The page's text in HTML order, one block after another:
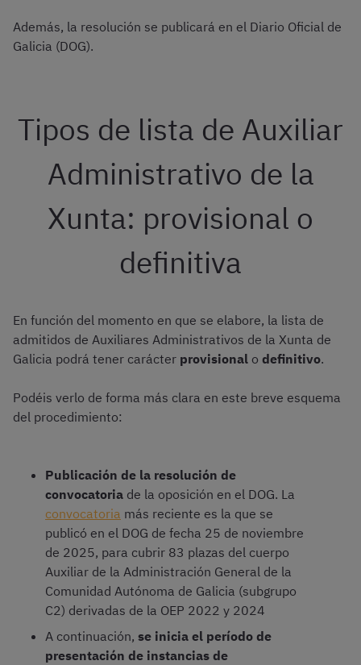
Además, la resolución se publicará en el Diario Oficial de
Galicia (DOG).
Tipos de lista de Auxiliar
Administrativo de la
Xunta: provisional o
definitiva
En función del momento en que se elabore, la lista de
admitidos de Auxiliares Administrativos de la Xunta de
Galicia podrá tener carácter provisional o definitivo.
Podéis verlo de forma más clara en este breve esquema
del procedimiento:
Publicación de la resolución de
convocatoria de la oposición en el DOG. La
convocatoria más reciente es la que se
publicó en el DOG de fecha 25 de noviembre
de 2025, para cubrir 83 plazas del cuerpo
Auxiliar de la Administración General de la
Comunidad Autónoma de Galicia (subgrupo
C2) derivadas de la OEP 2022 y 2024
A continuación, se inicia el período de
presentación de instancias de